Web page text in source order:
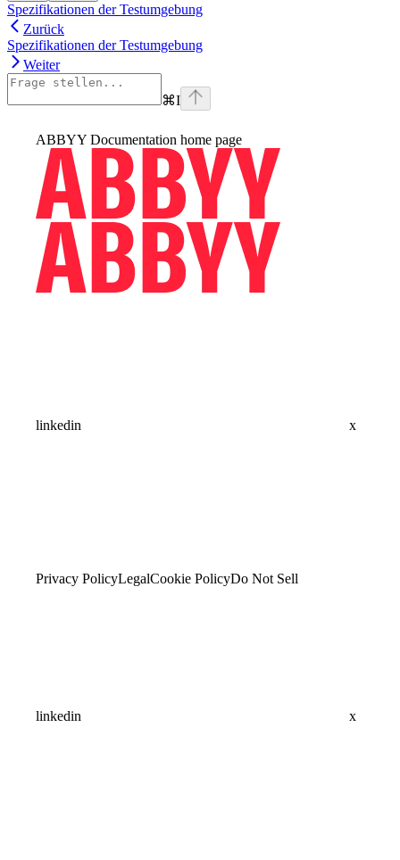
Spezifikationen der Testumgebung
Zurück
Spezifikationen der Testumgebung
Weiter
⌘I
ABBYY Documentation home page
linkedin x
Privacy PolicyLegalCookie PolicyDo Not Sell
linkedin x